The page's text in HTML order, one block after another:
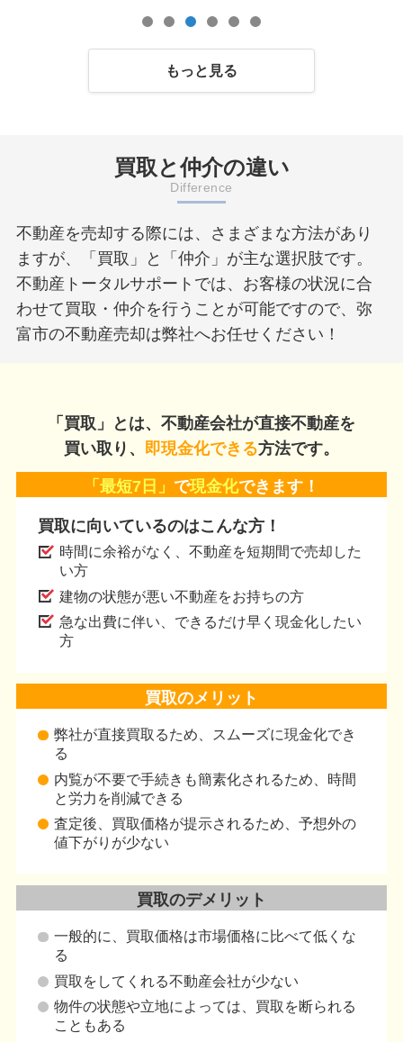
合責任」の相談
ければならなく
大きな影響を与
西市・津島
張エリアで
活発に行われて
正しく理解して
買」といった検
ら、契約不適合
責任とは、売主
容に適合してい
す。以前の瑕疵
欠陥）」があ
ました。しかし
明書などで約
致しているか」
り、「欠陥があ
「契約内容と違
ば、売買契約
任が認められる
「過去に雨漏り
も雨漏りがあ
れ、買主がそ
合には、原則と
ません。瑕疵担
売主が知らな
では発見できな
などの記載内容
そのため、契
、以前にも増
約不適合となる
となる代表的な
に関する契約不
者も多くみられ、不動産業に全く関
い人が資格を持っていたりもします
不動産業に従事している者なのに資
ために必要な資格です。主な業務は3
重要事項の説明 契約前に買主や借主へ物
件や契約内容を説明する。 ②重要事項説明書
る。 ③契約書への記名 売買契約書や賃貸
借契約書などに署名する。重要事項
は、不動産を購入する際に、その物
する登記状況や都市計画法、建築基
の他条例など、また契約に関する条
明を書面にしたものです。この書面
資格がないとできません。売主様、
重要事項説明を受け、契約に問題な
して頂いて、初めて契約を締結する
ります。ちなみに、契約書は取引士
印をする必要はありますが、契約書
わせしたりするのは取引士以外の者
となっています。前述した３つの業
資格がなくても可能となりますので
することには取引士の資格は不要と
になります。でも、ここで私の思う
が、お客様は不動産会社に相談する
その相談相手が、取引士の資格を持
いというのは本当にプロなのでしょ
分の大切な資産の売却や資産となる
購入について信頼をもって頼むこと
以外だから問題ないという考え方も
います。でも、その担当者を信頼し
ることとなっても、結局はその者と
が売買にとって最も重大な重要事項
の店舗の正社員はだれも取引士の資
明を行っていました。私は売主とい
理解しておらず、間違った説明をす
あったため、私が代わりに買主様に
ていました。おそらく、パート従業
もっと見る
買取と仲介の違い
Difference
不動産を売却する際には、さまざまな方法があり
ますが、「買取」と「仲介」が主な選択肢です。
不動産トータルサポートでは、お客様の状況に合
わせて買取・仲介を行うことが可能ですので、弥
富市の不動産売却は弊社へお任せください！
「買取」とは、不動産会社が直接不動産を
買い取り、 即現金化できる方法です。
「最短7日」 で現金化できます！
買取に向いているのはこんな方！
時間に余裕がなく、不動産を短期間で売却した
い方
建物の状態が悪い不動産をお持ちの方
急な出費に伴い、できるだけ早く現金化したい
方
買取のメリット
弊社が直接買取るため、スムーズに現金化でき
る
内覧が不要で手続きも簡素化されるため、時間
と労力を削減できる
査定後、買取価格が提示されるため、予想外の
値下がりが少ない
買取のデメリット
一般的に、買取価格は市場価格に比べて低くな
る
買取をしてくれる不動産会社が少ない
物件の状態や立地によっては、買取を断られる
こともある